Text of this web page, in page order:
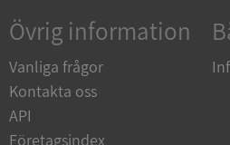
Övrig information
Vanliga frågor
Kontakta oss
API
Företagsindex
__RequestVerificationToken